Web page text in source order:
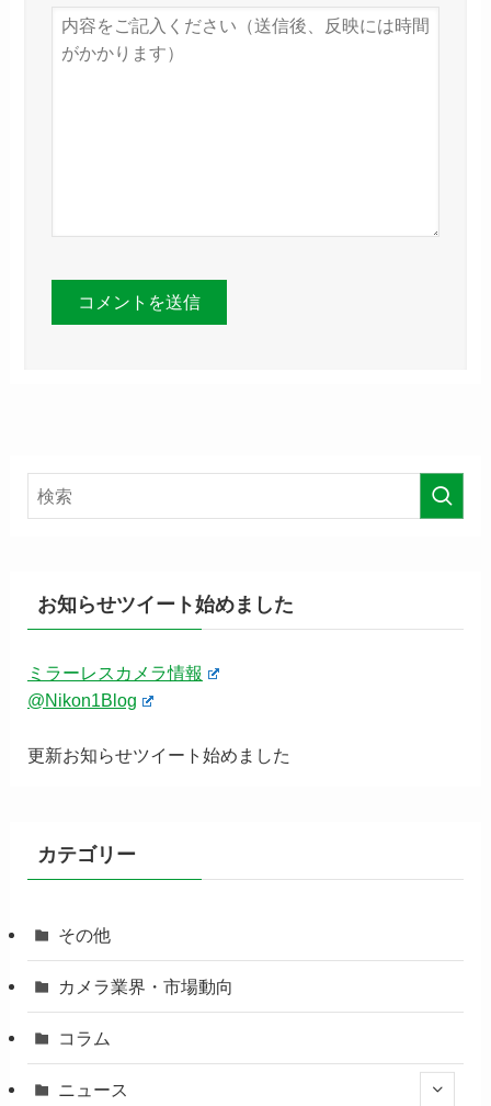
お知らせツイート始めました
ミラーレスカメラ情報
@Nikon1Blog
更新お知らせツイート始めました
カテゴリー
その他
カメラ業界・市場動向
コラム
ニュース